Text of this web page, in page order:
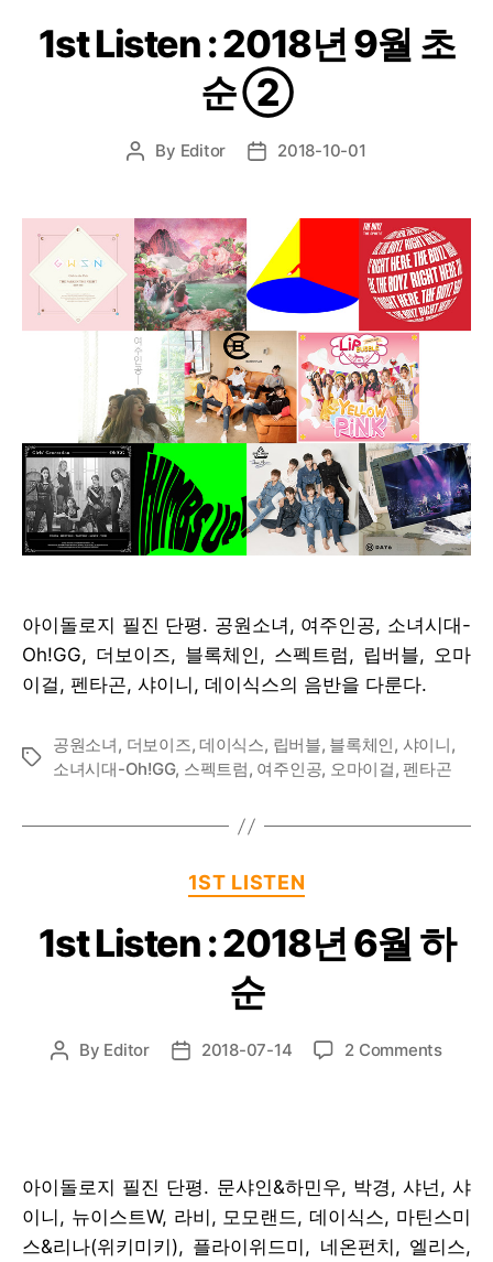
1st Listen : 2018년 9월 초
순 ②
Post
By Editor
Post2018-10-01
아이돌로지 필진 단평. 공원소녀, 여주인공, 소녀시대-
Oh!GG, 더보이즈, 블록체인, 스펙트럼, 립버블, 오마
이걸, 펜타곤, 샤이니, 데이식스의 음반을 다룬다.
Tags
공원소녀, 더보이즈, 데이식스, 립버블, 블록체인, 샤이니,
소녀시대-Oh!GG, 스펙트럼, 여주인공, 오마이걸, 펜타곤
Categories
1ST LISTEN
1st Listen : 2018년 6월 하
순
Post
By Editor
Post2018-07-14 2 Commentson
6
월
하
아이돌로지 필진 단평. 문샤인&하민우, 박경, 샤넌, 샤
이니, 뉴이스트W, 라비, 모모랜드, 데이식스, 마틴스미
스&리나(위키미키), 플라이위드미, 네온펀치, 엘리스,